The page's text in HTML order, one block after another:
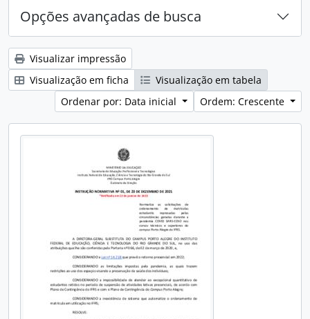
Opções avançadas de busca
Visualizar impressão
Visualização em ficha
Visualização em tabela
Ordenar por: Data inicial
Ordem: Crescente